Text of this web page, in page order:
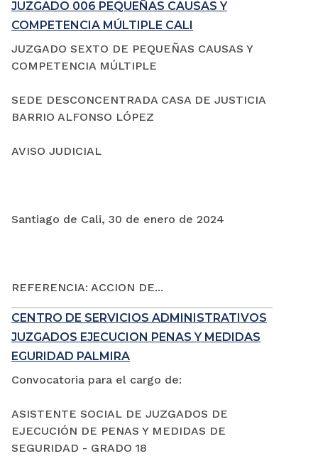
JUZGADO 006 PEQUEÑAS CAUSAS Y
COMPETENCIA MÚLTIPLE CALI
JUZGADO SEXTO DE PEQUEÑAS CAUSAS Y
COMPETENCIA MÚLTIPLE
SEDE DESCONCENTRADA CASA DE JUSTICIA
BARRIO ALFONSO LÓPEZ
AVISO JUDICIAL
Santiago de Cali, 30 de enero de 2024
REFERENCIA: ACCION DE...
CENTRO DE SERVICIOS ADMINISTRATIVOS
JUZGADOS EJECUCION PENAS Y MEDIDAS
EGURIDAD PALMIRA
Convocatoria para el cargo de:
ASISTENTE SOCIAL DE JUZGADOS DE
EJECUCIÓN DE PENAS Y MEDIDAS DE
SEGURIDAD - GRADO 18